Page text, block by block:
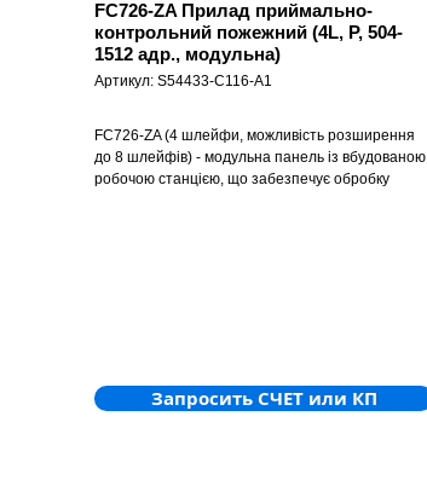
FC726-ZA Прилад приймально-
контрольний пожежний (4L, P, 504-
1512 адр., модульна)
Артикул: S54433-C116-A1
FC726-ZA (4 шлейфи, можливість розширення
до 8 шлейфів) - модульна панель із вбудованою
робочою станцією, що забезпечує обробку
Запросить СЧЕТ или КП